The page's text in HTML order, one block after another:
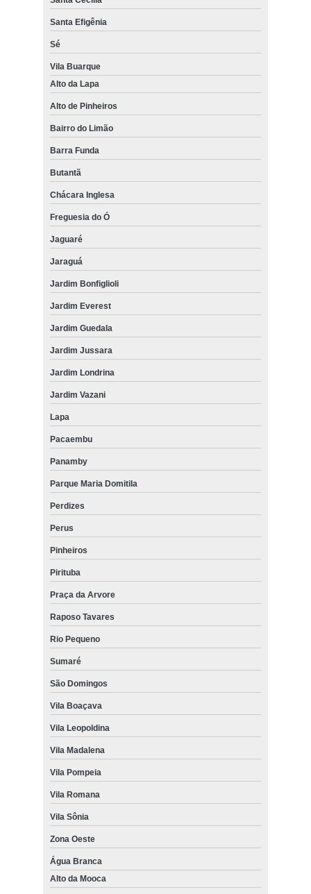
Santa Efigênia
Sé
Vila Buarque
Alto da Lapa
Alto de Pinheiros
Bairro do Limão
Barra Funda
Butantã
Chácara Inglesa
Freguesia do Ó
Jaguaré
Jaraguá
Jardim Bonfiglioli
Jardim Everest
Jardim Guedala
Jardim Jussara
Jardim Londrina
Jardim Vazani
Lapa
Pacaembu
Panamby
Parque Maria Domitila
Perdizes
Perus
Pinheiros
Pirituba
Praça da Arvore
Raposo Tavares
Rio Pequeno
Sumaré
São Domingos
Vila Boaçava
Vila Leopoldina
Vila Madalena
Vila Pompeia
Vila Romana
Vila Sônia
Zona Oeste
Água Branca
Alto da Mooca